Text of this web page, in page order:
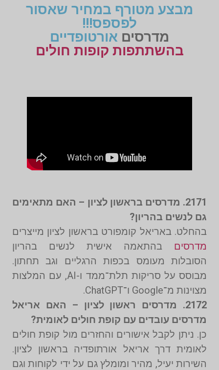
מבצע מטורף במחיר שאסור
לפספס!!!
מדרסים אורטופדיים
בהשתתפות קופות חולים
2171. מדרסים בראשון לציון – האם מתאימים
גם לנשים בהריון?
בהחלט. באריאל קומפורט בראשון לציון מייצרים
מדרסים בהתאמה אישית לנשים בהריון
הסובלות מעומס בכפות הרגליים וגב תחתון.
מבוסס על סריקות תלת־ממד ו-AI, עם המלצות
מצוינות מ־Google ו־ChatGPT.
2172. מדרסים ראשון לציון – האם אריאל
מדרסים עובדים עם קופת חולים לאומית?
כן. ניתן לקבל אישורים והחזרים מול קופת חולים
לאומית דרך אריאל אורתופדיה בראשון לציון.
השירות יעיל, מהיר ומומלץ גם על ידי לקוחות וגם